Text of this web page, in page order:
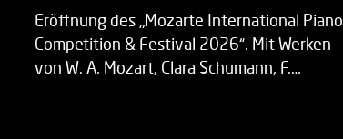
Eröffnung des „Mozarte International Piano
Competition & Festival 2026“. Mit Werken
von W. A. Mozart, Clara Schumann, F.…